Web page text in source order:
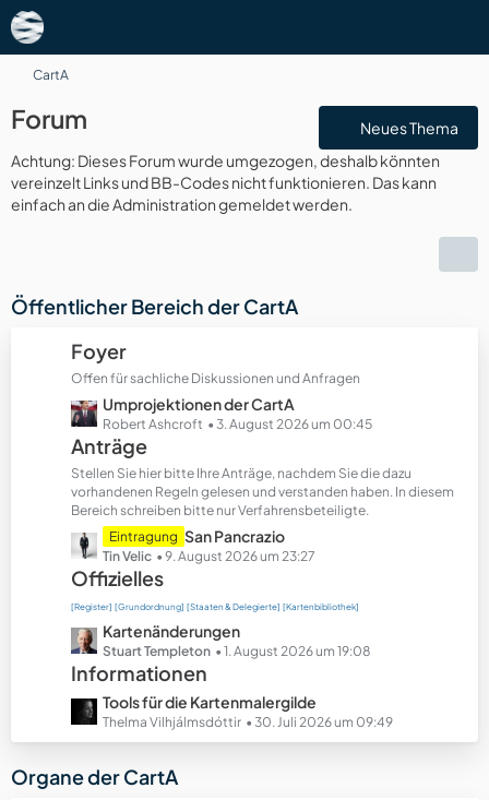
CartA
Forum
Neues Thema
Achtung: Dieses Forum wurde umgezogen, deshalb könnten
vereinzelt Links und BB-Codes nicht funktionieren. Das kann
einfach an die Administration gemeldet werden.
Öffentlicher Bereich der CartA
Foyer
Offen für sachliche Diskussionen und Anfragen
L
e
t
z
t
e
B
e
i
t
ä
g
e
Umprojektionen der CartA
Robert Ashcroft 3. August 2026 um 00:45
Anträge
Stellen Sie hier bitte Ihre Anträge, nachdem Sie die dazu
vorhandenen Regeln gelesen und verstanden haben. In diesem
Bereich schreiben bitte nur Verfahrensbeteiligte.
L
e
t
z
t
e
B
ä
Eintragung San Pancrazio
Tin Velic 9. August 2026 um 23:27
Offizielles
[Register] [Grundordnung] [Staaten & Delegierte] [Kartenbibliothek]
L
e
z
e
e
Kartenänderungen
Stuart Templeton 1. August 2026 um 19:08
Informationen
L
e
t
t
Tools für die Kartenmalergilde
Thelma Vilhjálmsdóttir 30. Juli 2026 um 09:49
Organe der CartA